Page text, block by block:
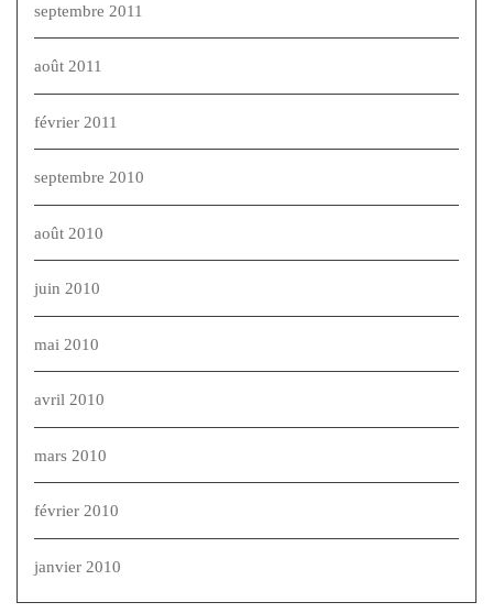
septembre 2011
août 2011
février 2011
septembre 2010
août 2010
juin 2010
mai 2010
avril 2010
mars 2010
février 2010
janvier 2010